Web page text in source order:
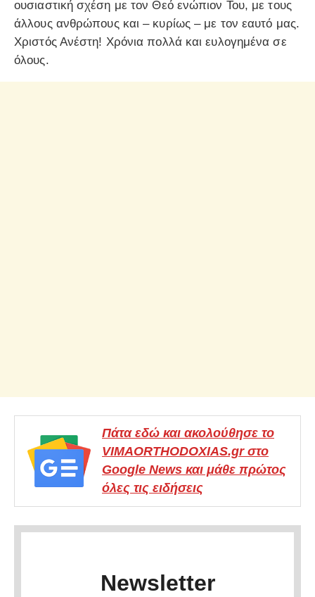
ουσιαστική σχέση με τον Θεό ενώπιον Του, με τους
άλλους ανθρώπους και – κυρίως – με τον εαυτό μας.
Χριστός Ανέστη! Χρόνια πολλά και ευλογημένα σε
όλους.
Πάτα εδώ και ακολούθησε το
VIMAORTHODOXIAS.gr στο
Google News και μάθε πρώτος
όλες τις ειδήσεις
Newsletter